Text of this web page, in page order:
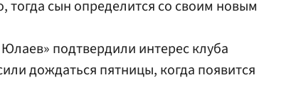
тогда сын определится со своим новым
подтвердили интерес клуба
дождаться пятницы, когда появится